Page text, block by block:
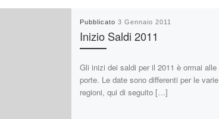
Pubblicato 3 Gennaio 2011
Inizio Saldi 2011
Gli inizi dei saldi per il 2011 è ormai alle
porte. Le date sono differenti per le varie
regioni, qui di seguito […]